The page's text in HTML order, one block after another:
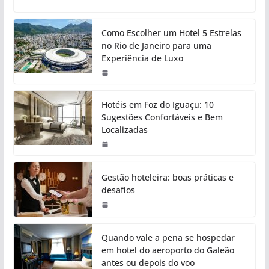
Como Escolher um Hotel 5 Estrelas
no Rio de Janeiro para uma
Experiência de Luxo
Hotéis em Foz do Iguaçu: 10
Sugestões Confortáveis e Bem
Localizadas
Gestão hoteleira: boas práticas e
desafios
Quando vale a pena se hospedar
em hotel do aeroporto do Galeão
antes ou depois do voo